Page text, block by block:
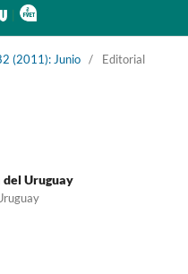
(2011): Junio / Editorial
Uruguay